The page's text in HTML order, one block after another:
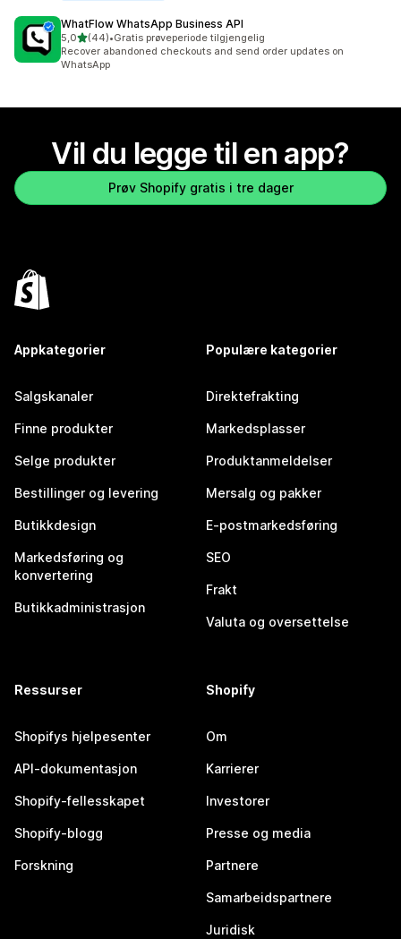
WhatFlow WhatsApp Business API
5,0av 5 stjerner
(44)
Totalt 44 omtaler
•Gratis prøveperiode tilgjengelig
Recover abandoned checkouts and send order updates on
WhatsApp
Vil du legge til en app?
Prøv Shopify gratis i tre dager
Appkategorier
Salgskanaler
Finne produkter
Selge produkter
Bestillinger og levering
Butikkdesign
Markedsføring og
konvertering
Butikkadministrasjon
Populære kategorier
Direktefrakting
Markedsplasser
Produktanmeldelser
Mersalg og pakker
E-postmarkedsføring
SEO
Frakt
Valuta og oversettelse
Ressurser
Shopifys hjelpesenter
API-dokumentasjon
Shopify-fellesskapet
Shopify-blogg
Forskning
Shopify
Om
Karrierer
Investorer
Presse og media
Partnere
Samarbeidspartnere
Juridisk